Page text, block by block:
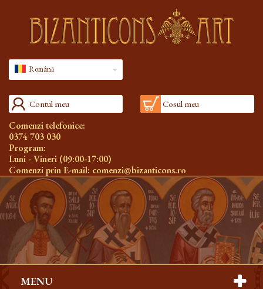
Română
Contul meu Cosul meu
Comenzi telefonice:
0374 703 030
Program:
Luni - Vineri (09:00-17:00)
Comenzi prin E-mail: comenzi@bizanticons.ro
MENU